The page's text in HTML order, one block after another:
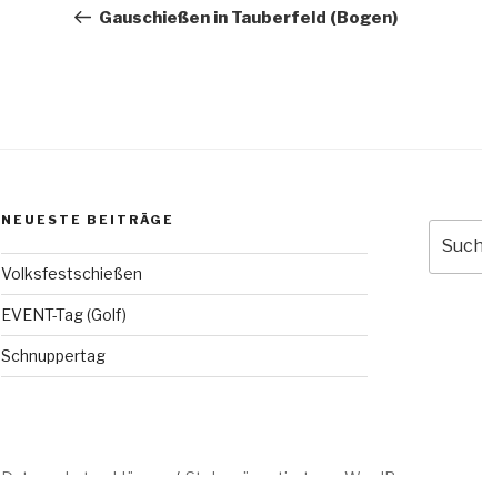
Beitrag
Gauschießen in Tauberfeld (Bogen)
NEUESTE BEITRÄGE
Volksfestschießen
EVENT-Tag (Golf)
Schnuppertag
nach:
Datenschutzerklärung Stolz präsentiert von WordPress